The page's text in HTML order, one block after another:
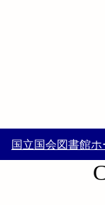
国立国会図書館ホ